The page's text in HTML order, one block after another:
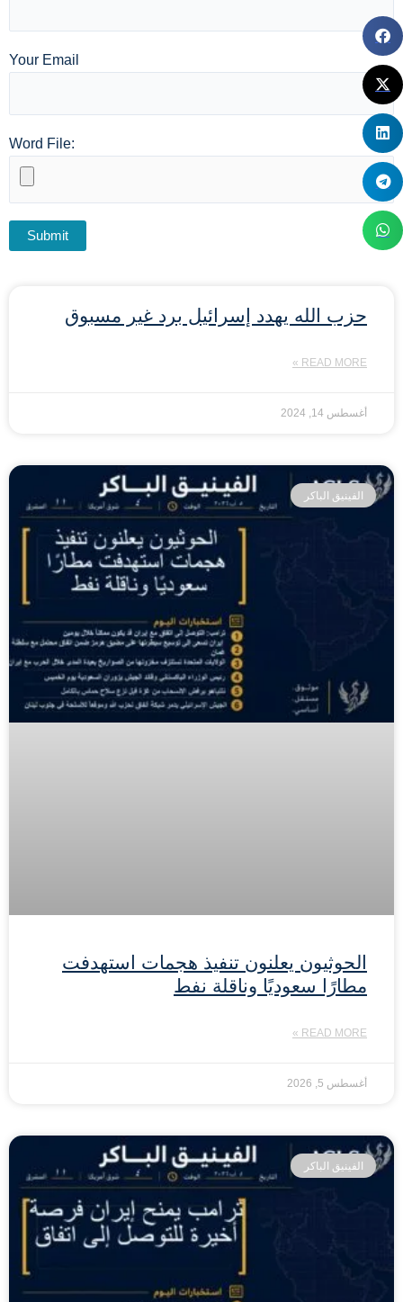
Your Email
Word File:
حزب الله يهدد إسرائيل برد غير مسبوق
READ MORE »
أغسطس 14, 2024
الفينيق الباكر
الحوثيون يعلنون تنفيذ هجمات استهدفت
مطارًا سعوديًا وناقلة نفط
READ MORE »
أغسطس 5, 2026
الفينيق الباكر